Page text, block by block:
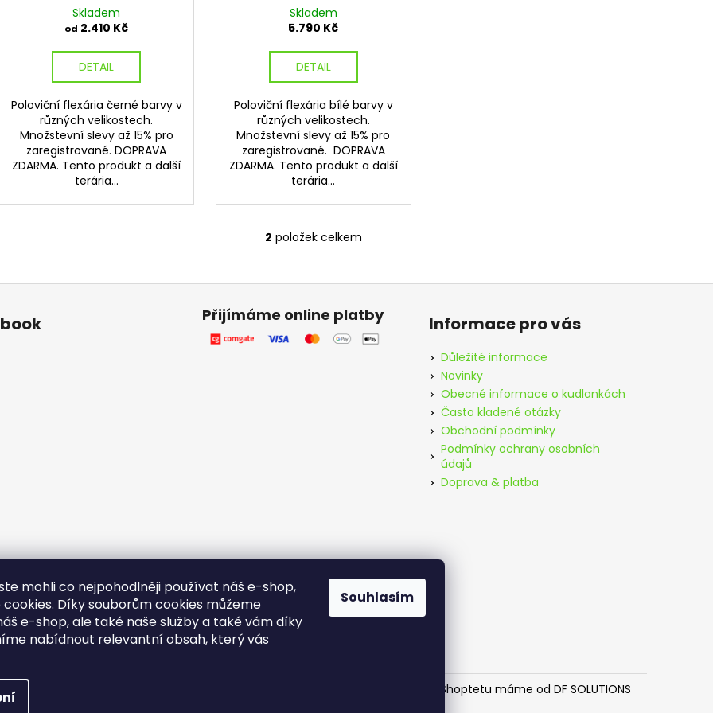
mohli co nejpohodlněji používat náš e-shop,
Díky souborům cookies můžeme
e-shop, ale také naše služby a také vám díky
nabídnout relevantní obsah, který vás
Souhlasím
Skladem
od 2.410 Kč
DETAIL
Poloviční flexária černé barvy v
různých velikostech.
Množstevní slevy až 15% pro
zaregistrované. DOPRAVA
ZDARMA. Tento produkt a další
terária...
Skladem
5.790 Kč
DETAIL
Poloviční flexária bílé barvy v
různých velikostech.
Množstevní slevy až 15% pro
zaregistrované. DOPRAVA
ZDARMA. Tento produkt a další
terária...
O
l
d
a
c
u
2 položek celkem
Přijímáme online platby Informace pro vás
Důležité informace
Novinky
Obecné informace o kudlankách
Často kladené otázky
Obchodní podmínky
Podmínky ochrany osobních
údajů
Doprava & platba
Zprovozněný e-shop na Shoptetu máme od DF SOLUTIONS